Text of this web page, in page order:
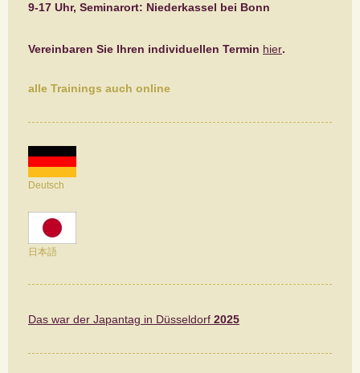
9-17 Uhr, Seminarort: Niederkassel bei Bonn
Vereinbaren Sie Ihren individuellen Termin hier.
alle Trainings auch online
Deutsch
日本語
Das war der Japantag in Düsseldorf 2025